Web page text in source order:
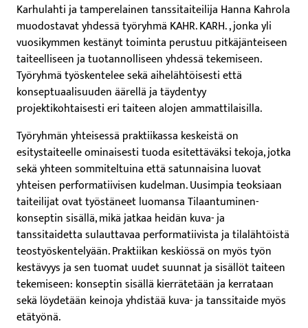
Karhulahti ja tamperelainen tanssitaiteilija Hanna Kahrola
muodostavat yhdessä työryhmä KAHR. KARH. , jonka yli
vuosikymmen kestänyt toiminta perustuu pitkäjänteiseen
taiteelliseen ja tuotannolliseen yhdessä tekemiseen.
Työryhmä työskentelee sekä aihelähtöisesti että
konseptuaalisuuden äärellä ja täydentyy
projektikohtaisesti eri taiteen alojen ammattilaisilla.
Työryhmän yhteisessä praktiikassa keskeistä on
esitystaiteelle ominaisesti tuoda esitettäväksi tekoja, jotka
sekä yhteen sommiteltuina että satunnaisina luovat
yhteisen performatiivisen kudelman. Uusimpia teoksiaan
taiteilijat ovat työstäneet luomansa Tilaantuminen-
konseptin sisällä, mikä jatkaa heidän kuva- ja
tanssitaidetta sulauttavaa performatiivista ja tilalähtöistä
teostyöskentelyään. Praktiikan keskiössä on myös työn
kestävyys ja sen tuomat uudet suunnat ja sisällöt taiteen
tekemiseen: konseptin sisällä kierrätetään ja kerrataan
sekä löydetään keinoja yhdistää kuva- ja tanssitaide myös
etätyönä.